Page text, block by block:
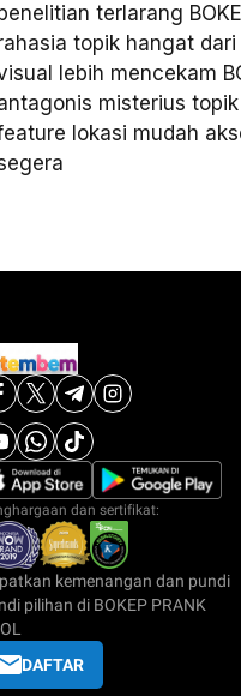
terlarang
topik hangat
lebih mencekam
misterius
lokasi mudah
dan sertifikat:
kemenangan dan pundi
pilihan di BOKEP PRANK
DAFTAR